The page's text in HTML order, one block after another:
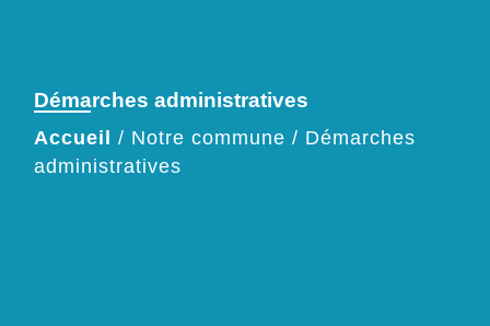
Démarches administratives
Accueil / Notre commune / Démarches
administratives